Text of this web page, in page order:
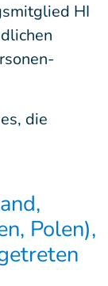
HI
die
Polen),